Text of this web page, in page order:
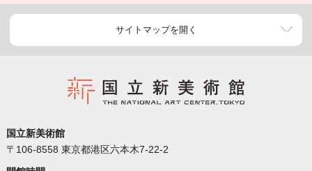
サイトマップを開く
国立新美術館
〒106-8558 東京都港区六本木7-22-2